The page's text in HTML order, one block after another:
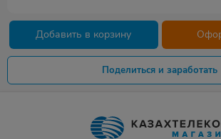
Добавить в корзину
Поделиться и заработать